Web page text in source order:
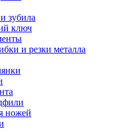
зубила
ключ
и резки металла
ножей